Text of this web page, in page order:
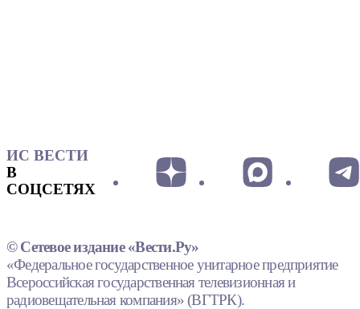
ИС ВЕСТИ
В
СОЦСЕТЯХ
© Сетевое издание «Вести.Ру»
«Федеральное государственное унитарное предприятие
Всероссийская государственная телевизионная и
радиовещательная компания» (ВГТРК).